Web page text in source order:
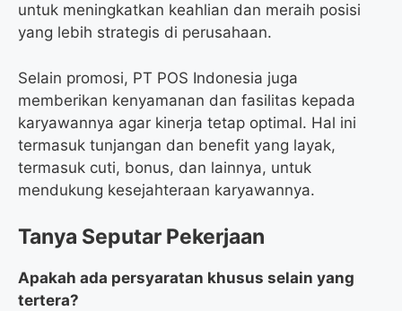
untuk meningkatkan keahlian dan meraih posisi
yang lebih strategis di perusahaan.
Selain promosi, PT POS Indonesia juga
memberikan kenyamanan dan fasilitas kepada
karyawannya agar kinerja tetap optimal. Hal ini
termasuk tunjangan dan benefit yang layak,
termasuk cuti, bonus, dan lainnya, untuk
mendukung kesejahteraan karyawannya.
Tanya Seputar Pekerjaan
Apakah ada persyaratan khusus selain yang
tertera?